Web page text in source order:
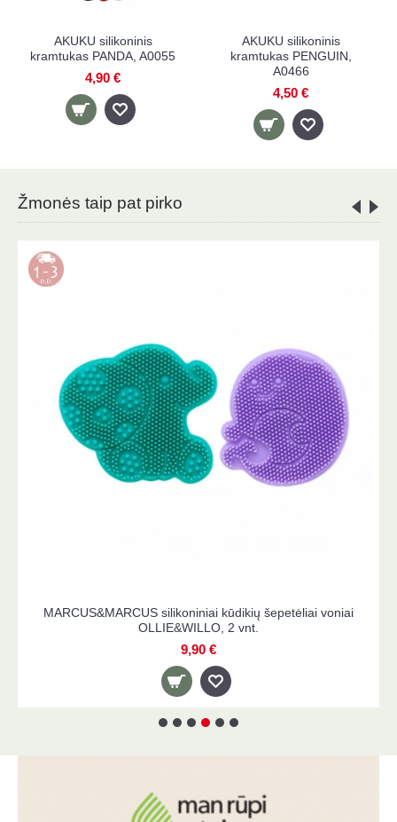
AKUKU silikoninis
kramtukas PANDA, A0055
4,90 €
AKUKU silikoninis
kramtukas PENGUIN,
A0466
4,50 €
Žmonės taip pat pirko
MARCUS&MARCUS silikoniniai kūdikių šepetėliai voniai
OLLIE&WILLO, 2 vnt.
9,90 €